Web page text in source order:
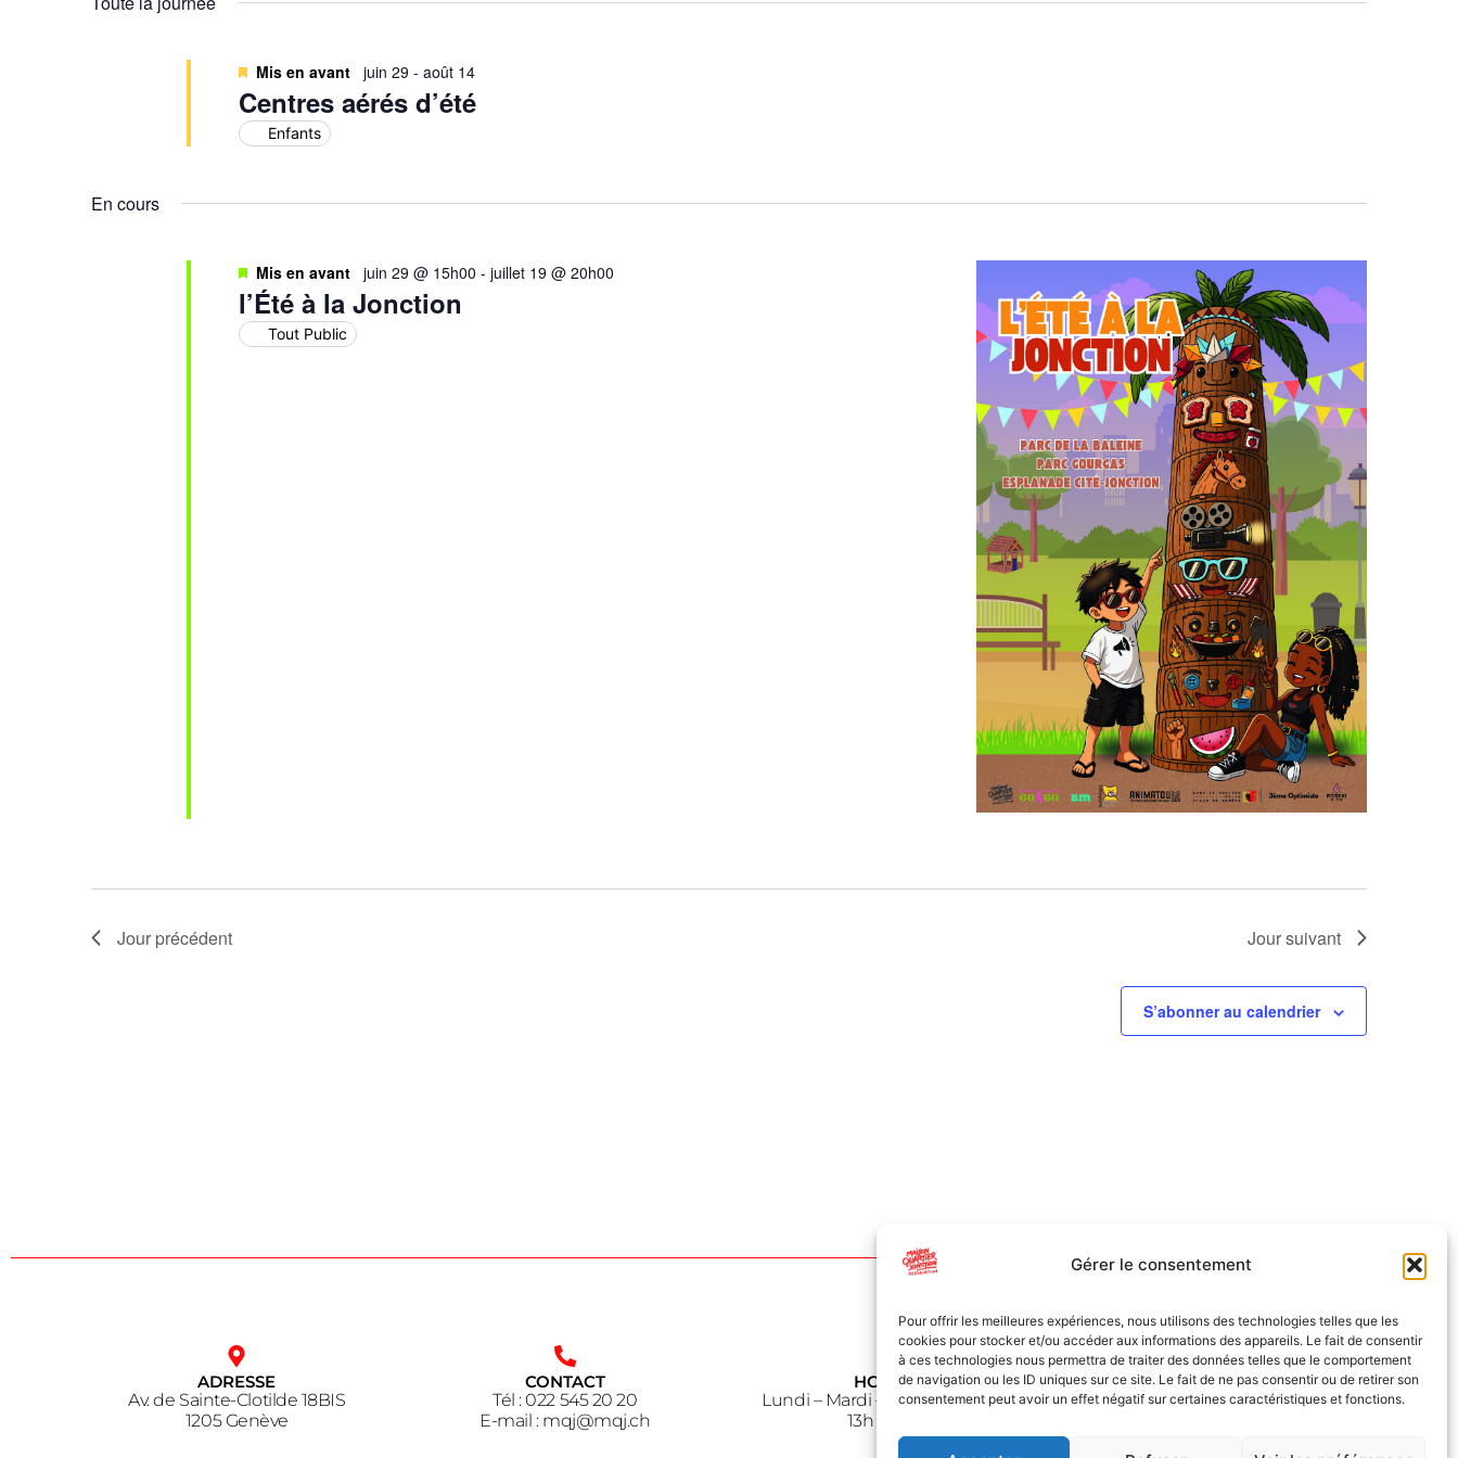
Gérer le consentement
Pour offrir les meilleures expériences, nous utilisons des technologies telles que les
cookies pour stocker et/ou accéder aux informations des appareils. Le fait de consentir
à ces technologies nous permettra de traiter des données telles que le comportement
de navigation ou les ID uniques sur ce site. Le fait de ne pas consentir ou de retirer son
consentement peut avoir un effet négatif sur certaines caractéristiques et fonctions.
Centres aérés d’été
Mis en avant juin 29 - août 14
Enfants
En cours
l’Été à la Jonction
Mis en avant juin 29 @ 15h00 - juillet 19 @ 20h00
Tout Public
Jour précédent Jour suivant
S’abonner au calendrier
ADRESSE
Av. de Sainte-Clotilde 18BIS
1205 Genève
CONTACT
Tél : 022 545 20 20
E-mail : mqj@mqj.ch
HORAIRE
Lundi – Mardi – Jeudi – Vendredi
13h à 18h30
NOUS SUIVRE